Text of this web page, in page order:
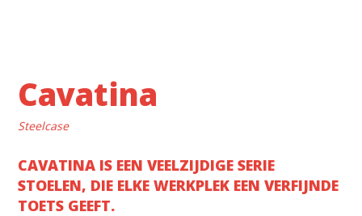
Cavatina
Steelcase
CAVATINA IS EEN VEELZIJDIGE SERIE
STOELEN, DIE ELKE WERKPLEK EEN VERFIJNDE
TOETS GEEFT.